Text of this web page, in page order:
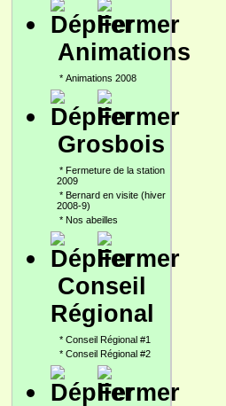
Animations
* Animations 2008
Grosbois
* Fermeture de la station
2009
* Bernard en visite (hiver
2008-9)
* Nos abeilles
Conseil
Régional
* Conseil Régional #1
* Conseil Régional #2